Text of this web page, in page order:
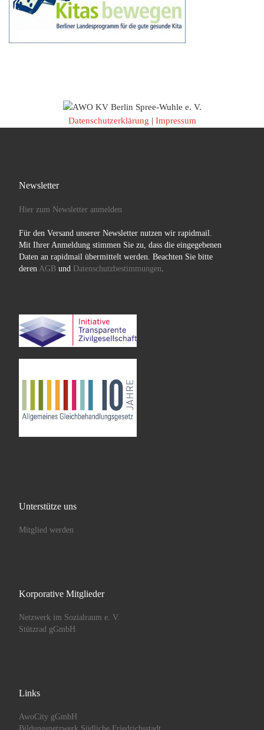
Datenschutzerklärung | Impressum
Newsletter
Hier zum Newsletter anmelden
Für den Versand unserer Newsletter nutzen wir rapidmail.
Mit Ihrer Anmeldung stimmen Sie zu, dass die eingegebenen
Daten an rapidmail übermittelt werden. Beachten Sie bitte
deren AGBund Datenschutzbestimmungen
Unterstütze uns
Mitglied werden
Korporative Mitglieder
Netzwerk im Sozialraum e. V.
Stützrad gGmbH
Links
AwoCity gGmbH